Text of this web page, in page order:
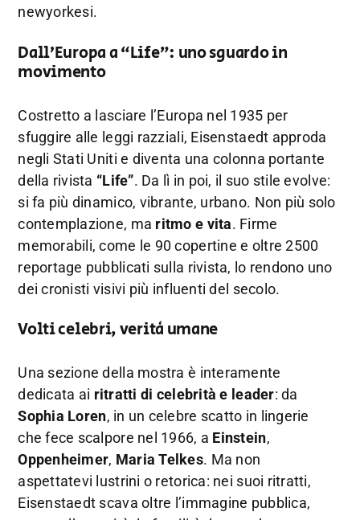
newyorkesi.
Dall’Europa a “Life”: uno sguardo in
movimento
Costretto a lasciare l’Europa nel 1935 per
sfuggire alle leggi razziali, Eisenstaedt approda
negli Stati Uniti e diventa una colonna portante
della rivista “Life”. Da lì in poi, il suo stile evolve:
si fa più dinamico, vibrante, urbano. Non più solo
contemplazione, ma ritmo e vita. Firme
memorabili, come le 90 copertine e oltre 2500
reportage pubblicati sulla rivista, lo rendono uno
dei cronisti visivi più influenti del secolo.
Volti celebri, verità umane
Una sezione della mostra è interamente
dedicata ai ritratti di celebrità e leader: da
Sophia Loren, in un celebre scatto in lingerie
che fece scalpore nel 1966, a Einstein,
Oppenheimer, Maria Telkes. Ma non
aspettatevi lustrini o retorica: nei suoi ritratti,
Eisenstaedt scava oltre l’immagine pubblica,